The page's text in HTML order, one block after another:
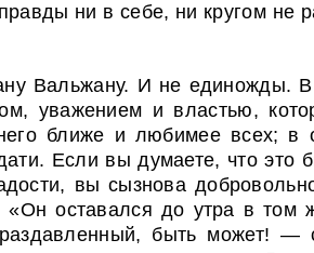
ни в себе, ни кругом не
Вальжану. И не единожды.
уважением и властью,
ближе и любимее всех; в
Если вы думаете, что это
вы сызнова
«Он оставался до утра в
быть может! —